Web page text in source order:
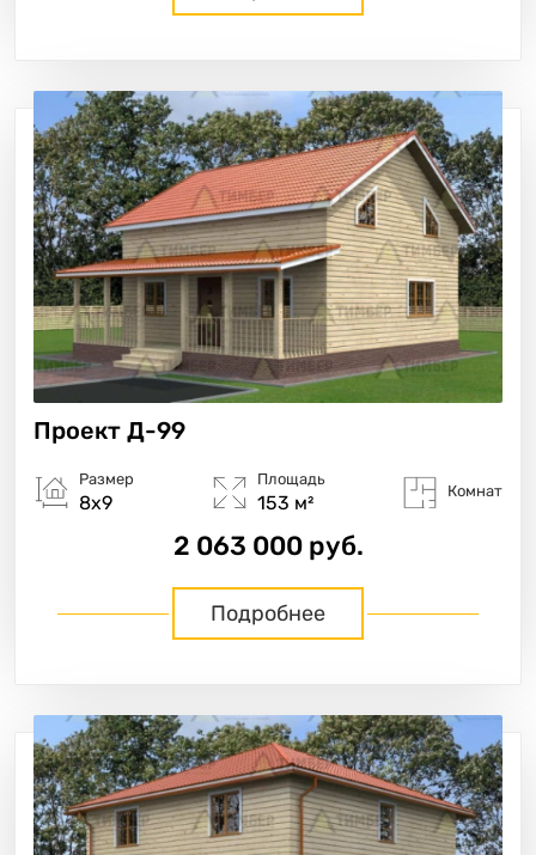
Проект Д-99
Размер
8х9
Площадь
153 м²
Комнат
2 063 000 руб.
Подробнее